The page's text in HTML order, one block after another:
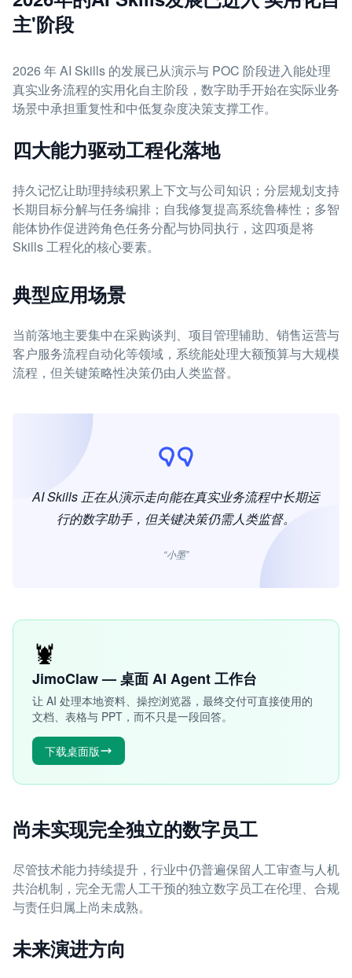
主'阶段
2026 年 AI Skills 的发展已从演示与 POC 阶段进入能处理
真实业务流程的实用化自主阶段，数字助手开始在实际业务
场景中承担重复性和中低复杂度决策支撑工作。
四大能力驱动工程化落地
持久记忆让助理持续积累上下文与公司知识；分层规划支持
长期目标分解与任务编排；自我修复提高系统鲁棒性；多智
能体协作促进跨角色任务分配与协同执行，这四项是将
Skills 工程化的核心要素。
典型应用场景
当前落地主要集中在采购谈判、项目管理辅助、销售运营与
客户服务流程自动化等领域，系统能处理大额预算与大规模
流程，但关键策略性决策仍由人类监督。
AI Skills 正在从演示走向能在真实业务流程中长期运
行的数字助手，但关键决策仍需人类监督。
“小墨”
🦞
JimoClaw — 桌面 AI Agent 工作台
让 AI 处理本地资料、操控浏览器，最终交付可直接使用的
文档、表格与 PPT，而不只是一段回答。
下载桌面版
尚未实现完全独立的数字员工
尽管技术能力持续提升，行业中仍普遍保留人工审查与人机
共治机制，完全无需人工干预的独立数字员工在伦理、合规
与责任归属上尚未成熟。
未来演进方向